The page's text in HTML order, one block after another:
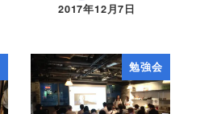
2017年12月7日
勉強会